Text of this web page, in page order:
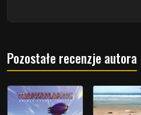
Pozostałe recenzje autora